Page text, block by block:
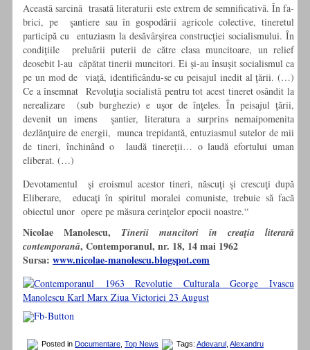
Această sarcină trasată literaturii este extrem de semnificativă. În fa­
brici, pe şantiere sau în gospodării agricole colective, tineretul
participă cu entuziasm la desăvârşirea construcţiei socialismului. În
condiţiile preluării puterii de către clasa muncitoare, un relief
deosebit l-au căpătat tinerii muncitori. Ei şi-au însuşit socialismul ca
pe un mod de viaţă, identificându-se cu peisajul inedit al ţării. (…)
Ce a însemnat Revoluţia socialistă pentru tot acest tineret osândit la
nerealizare (sub burghezie) e uşor de înţeles. În peisajul ţării,
devenit un imens şantier, literatura a surprins nemaipomenita
dezlănţuire de energii, munca trepidantă, entuziasmul sutelor de mii
de tineri, închinând o laudă tinereţii… o laudă efortului uman
eliberat. (…)
Devotamentul şi eroismul acestor tineri, născuţi şi crescuţi după
Elibe­rare, educaţi în spiritul moralei comuniste, trebuie să facă
obiectul unor opere pe măsura cerinţelor epocii noastre.“
Nicolae Manolescu, Tinerii muncitori în creaţia literară
contemporană, Contemporanul, nr. 18, 14 mai 1962
Sursa: www.nicolae-manolescu.blogspot.com
Posted in Documentare Top News Tags: Adevarul Alexandru